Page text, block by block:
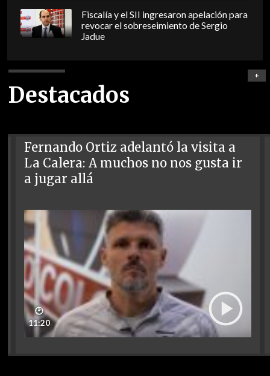
Fiscalía y el SII ingresaron apelación para
revocar el sobreseimiento de Sergio
Jadue
Destacados
+
Fernando Ortiz adelantó la visita a
La Calera: A muchos no nos gusta ir
a jugar allá
🕑
11:20